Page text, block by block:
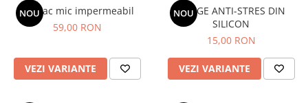
Bluze medicale uni
Halate medicale
Bluze Maria
NOU
Rucsac mic impermeabil
59,00 RON
VEZI VARIANTE
NOU
MINGE ANTI-STRES DIN
SILICON
15,00 RON
VEZI VARIANTE